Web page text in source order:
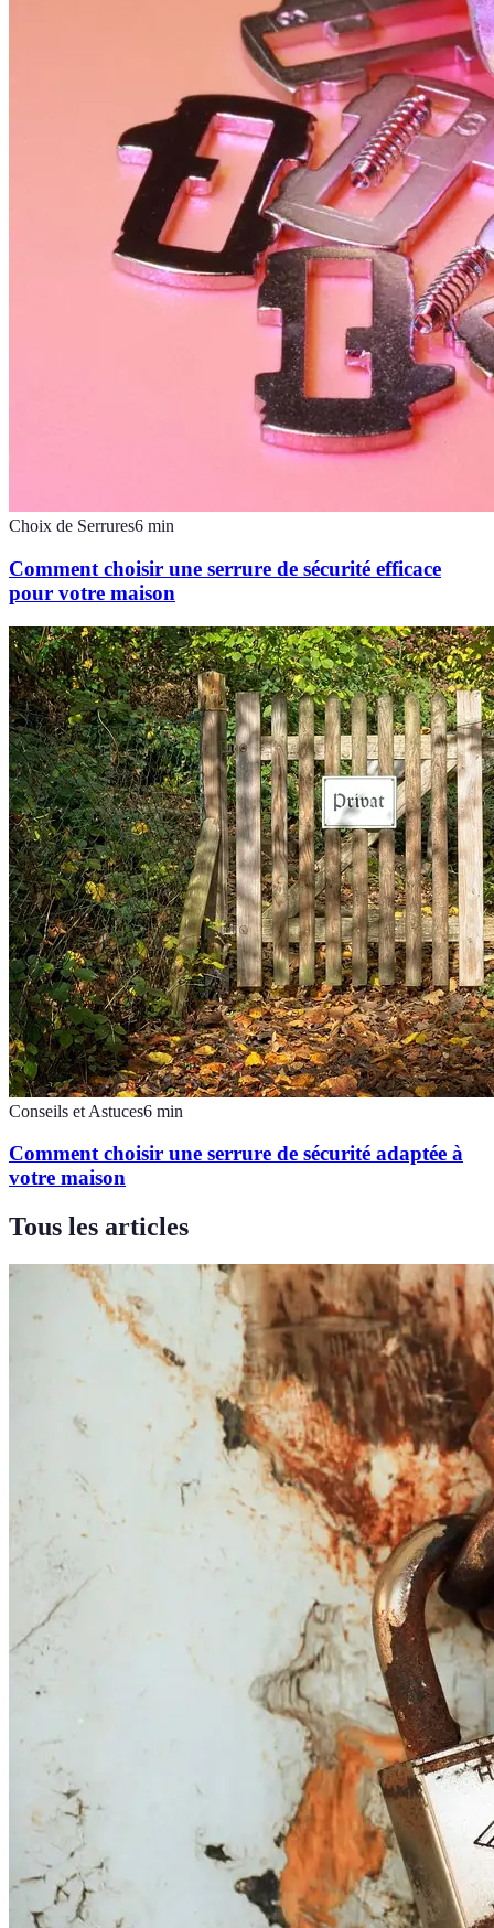
Choix de Serrures6 min
Comment choisir une serrure de sécurité efficace
pour votre maison
Conseils et Astuces6 min
Comment choisir une serrure de sécurité adaptée à
votre maison
Tous les articles